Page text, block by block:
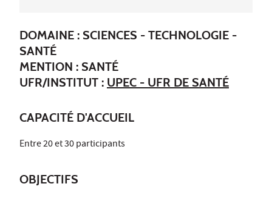
DOMAINE : SCIENCES - TECHNOLOGIE -
SANTÉ
MENTION : SANTÉ
UFR/INSTITUT : UPEC - UFR DE SANTÉ
CAPACITÉ D'ACCUEIL
Entre 20 et 30 participants
OBJECTIFS